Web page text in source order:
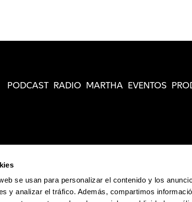
se usan para personalizar el contenido y los
y analizar el tráfico. Además, compartimos
PODCAST RADIO MARTHA EVENTOS